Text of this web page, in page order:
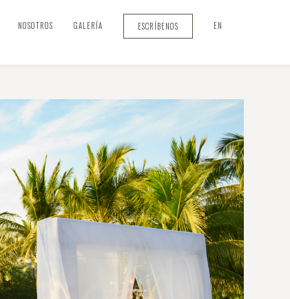
NOSOTROS GALERÍA ESCRÍBENOS EN